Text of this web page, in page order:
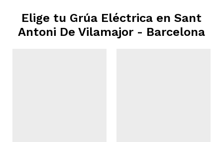
Elige tu Grúa Eléctrica en Sant
Antoni De Vilamajor - Barcelona